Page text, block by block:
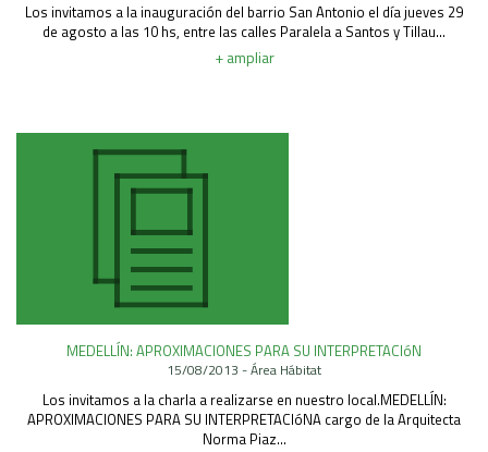
Los invitamos a la inauguración del barrio San Antonio el día jueves 29
de agosto a las 10 hs, entre las calles Paralela a Santos y Tillau...
+ ampliar
MEDELLÍN: APROXIMACIONES PARA SU INTERPRETACIóN
15/08/2013 - Área Hábitat
Los invitamos a la charla a realizarse en nuestro local.MEDELLÍN:
APROXIMACIONES PARA SU INTERPRETACIóNA cargo de la Arquitecta
Norma Piaz...